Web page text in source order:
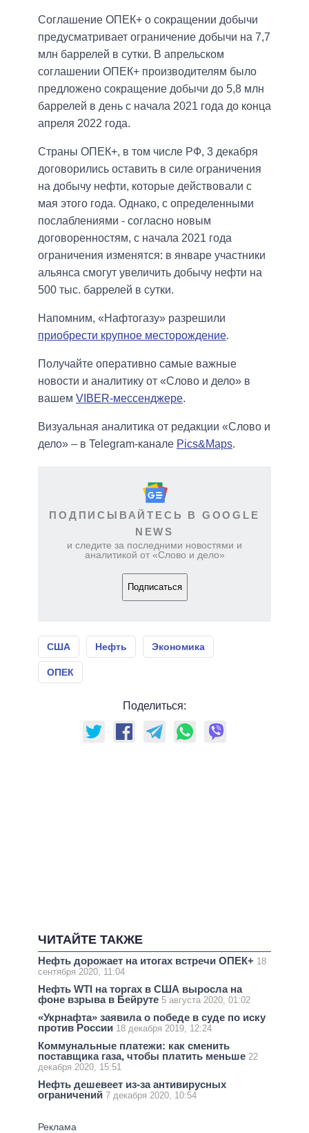
Соглашение ОПЕК+ о сокращении добычи
предусматривает ограничение добычи на 7,7
млн баррелей в сутки. В апрельском
соглашении ОПЕК+ производителям было
предложено сокращение добычи до 5,8 млн
баррелей в день с начала 2021 года до конца
апреля 2022 года.
Страны ОПЕК+, в том числе РФ, 3 декабря
договорились оставить в силе ограничения
на добычу нефти, которые действовали с
мая этого года. Однако, с определенными
послаблениями - согласно новым
договоренностям, с начала 2021 года
ограничения изменятся: в январе участники
альянса смогут увеличить добычу нефти на
500 тыс. баррелей в сутки.
Напомним, «Нафтогазу» разрешили
приобрести крупное месторождение.
Получайте оперативно самые важные
новости и аналитику от «Слово и дело» в
вашем VIBER-мессенджере.
Визуальная аналитика от редакции «Слово и
дело» – в Telegram-канале Pics&Maps.
ПОДПИСЫВАЙТЕСЬ В GOOGLE
NEWS
и следите за последними новостями и
аналитикой от «Слово и дело»
Подписаться
США Нефть Экономика
ОПЕК
Поделиться:
ЧИТАЙТЕ ТАКЖЕ
Нефть дорожает на итогах встречи ОПЕК+ 18
сентября 2020, 11:04
Нефть WTI на торгах в США выросла на
фоне взрыва в Бейруте 5 августа 2020, 01:02
«Укрнафта» заявила о победе в суде по иску
против России 18 декабря 2019, 12:24
Коммунальные платежи: как сменить
поставщика газа, чтобы платить меньше 22
декабря 2020, 15:51
Нефть дешевеет из-за антивирусных
ограничений 7 декабря 2020, 10:54